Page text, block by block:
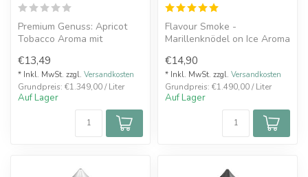
Premium Genuss: Apricot
Tobacco Aroma mit
neue DON C...
€13,49
* Inkl. MwSt. zzgl. Versandkosten
Grundpreis: €1.349,00 / Liter
Auf Lager
Flavour Smoke -
Marillenknödel on Ice Aroma
Marillen fr...
€14,90
* Inkl. MwSt. zzgl. Versandkosten
Grundpreis: €1.490,00 / Liter
Auf Lager